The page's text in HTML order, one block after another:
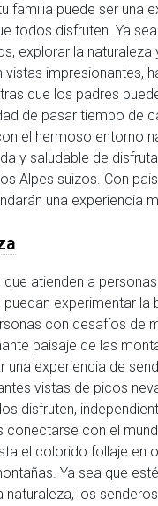
familia puede ser una
todos disfruten. Ya
explorar la
impresionantes,
que los padres
de pasar tiempo de
el hermoso entorno
y saludable de
Alpes suizos. Con
una experiencia
atienden a
experimentar la
con desafíos de
paisaje de las
experiencia de
vistas de picos
disfruten,
con el
el colorido follaje en
Ya sea que
los